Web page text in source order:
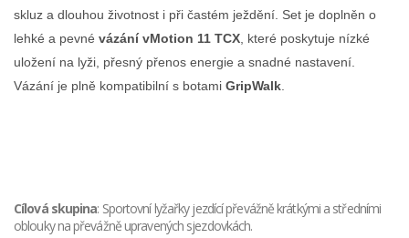
skluz a dlouhou životnost i při častém ježdění. Set je doplněn o
lehké a pevné vázání vMotion 11 TCX , které poskytuje nízké
uložení na lyži, přesný přenos energie a snadné nastavení.
Vázání je plně kompatibilní s botami GripWalk
Cílová skupina: Sportovní lyžařky jezdící převážně krátkými a středními
oblouky na převážně upravených sjezdovkách.